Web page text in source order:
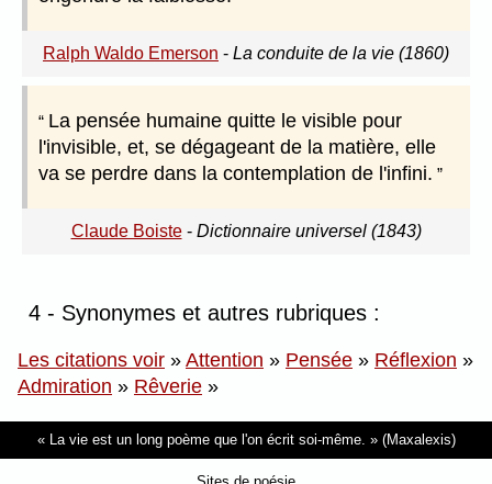
Ralph Waldo Emerson - La conduite de la vie (1860)
La pensée humaine quitte le visible pour
l'invisible, et, se dégageant de la matière, elle
va se perdre dans la contemplation de l'infini.
Claude Boiste- Dictionnaire universel (1843)
4 - Synonymes et autres rubriques :
Les citations voir » Attention » Pensée » Réflexion »
Admiration » Rêverie »
La vie est un long poème que l'on écrit soi-même. (Maxalexis)